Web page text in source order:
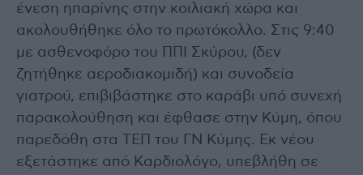
ένεση ηπαρίνης στην κοιλιακή χώρα και
ακολουθήθηκε όλο το πρωτόκολλο. Στις 9:40
με ασθενοφόρο του ΠΠΙ Σκύρου, (δεν
ζητήθηκε αεροδιακομιδή) και συνοδεία
γιατρού, επιβιβάστηκε στο καράβι υπό συνεχή
παρακολούθηση και έφθασε στην Κύμη, όπου
παρεδόθη στα ΤΕΠ του ΓΝ Κύμης. Εκ νέου
εξετάστηκε από Καρδιολόγο, υπεβλήθη σε